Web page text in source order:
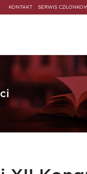
KONTAKT SERWIS